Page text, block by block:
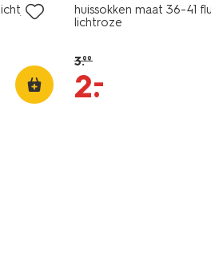
huissokken maat 36-41
lichtroze
3.99
2.
–